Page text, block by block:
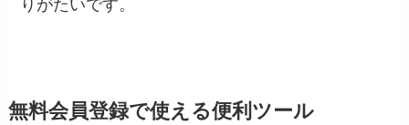
りがたいです。
無料会員登録で使える便利ツール